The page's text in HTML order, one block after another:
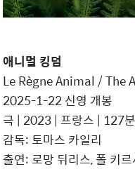
애니멀 킹덤
Le Règne Animal / The
2025-1-22 신영 개봉
극 | 2023 | 프랑스 | 127
감독: 토마스 카일리
출연: 로망 뒤리스, 폴 키